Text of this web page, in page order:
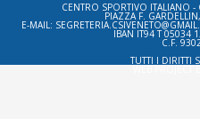
CENTRO SPORTIVO ITALIANO
PIAZZA F.
E-MAIL:
IBAN IT94 T 05034
C.F.
TUTTI I DIRITTI